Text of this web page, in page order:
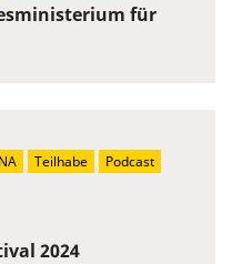
für
2024
Teilhabe
Podcast